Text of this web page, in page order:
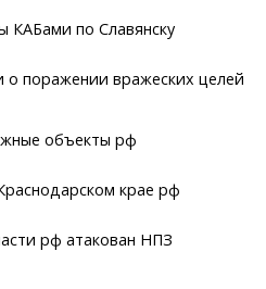
КАБами по Славянску
о поражении вражеских целей
объекты рф
крае рф
рф атакован НПЗ